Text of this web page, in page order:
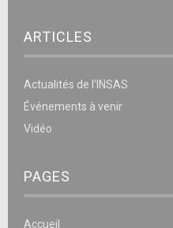
ARTICLES
Actualités de l’INSAS
Événements à venir
Vidéo
PAGES
Accueil